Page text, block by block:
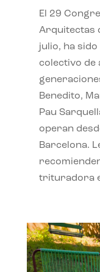
El 29
Arquitectas
julio, ha
colectivo de
Benedito,
Pau
operan
Barcelona.
trituradora